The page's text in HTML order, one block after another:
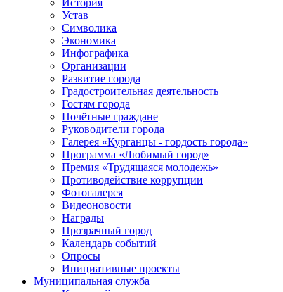
История
Устав
Символика
Экономика
Инфографика
Организации
Развитие города
Градостроительная деятельность
Гостям города
Почётные граждане
Руководители города
Галерея «Курганцы - гордость города»
Программа «Любимый город»
Премия «Трудящаяся молодежь»
Противодействие коррупции
Фотогалерея
Видеоновости
Награды
Прозрачный город
Календарь событий
Опросы
Инициативные проекты
Муниципальная служба